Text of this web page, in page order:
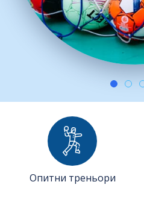
Опитни треньори